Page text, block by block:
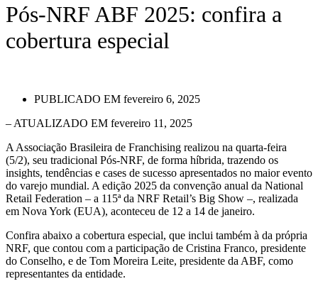
Pós-NRF ABF 2025: confira a
cobertura especial
PUBLICADO EM fevereiro 6, 2025
– ATUALIZADO EM fevereiro 11, 2025
A Associação Brasileira de Franchising realizou na quarta-feira
(5/2), seu tradicional Pós-NRF, de forma híbrida, trazendo os
insights, tendências e cases de sucesso apresentados no maior evento
do varejo mundial. A edição 2025 da convenção anual da National
Retail Federation – a 115ª da NRF Retail’s Big Show –, realizada
em Nova York (EUA), aconteceu de 12 a 14 de janeiro.
Confira abaixo a cobertura especial, que inclui também à da própria
NRF, que contou com a participação de Cristina Franco, presidente
do Conselho, e de Tom Moreira Leite, presidente da ABF, como
representantes da entidade.